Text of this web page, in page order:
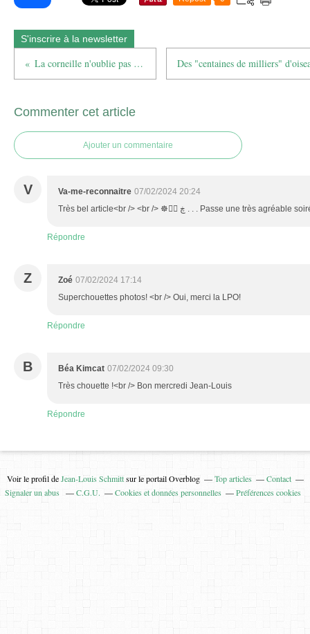
S'inscrire à la newsletter
La corneille n'oublie pas les visages
Commenter cet article
Ajouter un commentaire
V Va-me-reconnaitre 07/02/2024 20:24
Répondre
Z Zoé 07/02/2024 17:14
Superchouettes photos! <br /> Oui, merci la LPO!
Répondre
B Béa Kimcat 07/02/2024 09:30
Très chouette !<br /> Bon mercredi Jean-Louis
Répondre
Voir le profil deJean-Louis Schmittsur le portail Overblog Top articles
Contact
Signaler un abus
C.G.U. Cookies et données personnelles Préférences cookies